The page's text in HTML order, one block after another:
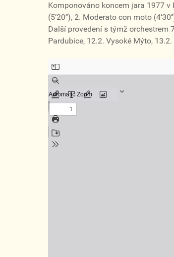
Komponováno koncem jara 1977 v
(5‘20‘‘), 2. Moderato con moto
Další provedení s týmž orchestrem
Pardubice, 12.2. Vysoké Mýto,